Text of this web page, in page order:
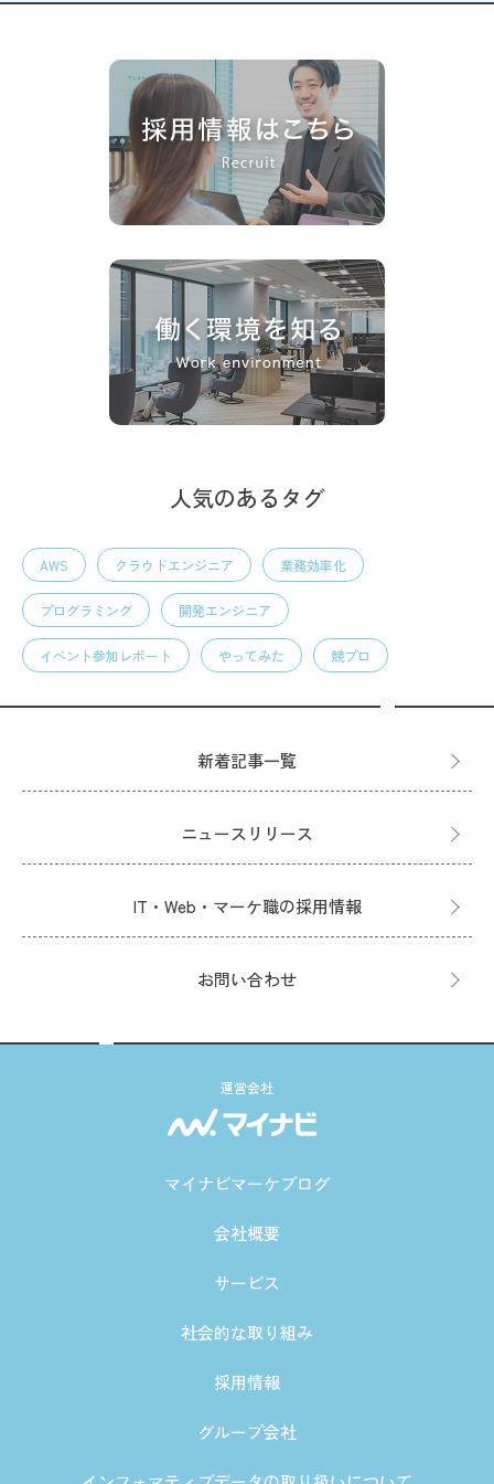
人気のあるタグ
AWS クラウドエンジニア 業務効率化
プログラミング 開発エンジニア
イベント参加レポート やってみた 競プロ
新着記事一覧
ニュースリリース
IT・Web・マーケ職の採用情報
お問い合わせ
運営会社
マイナビマーケブログ
会社概要
サービス
社会的な取り組み
採用情報
グループ会社